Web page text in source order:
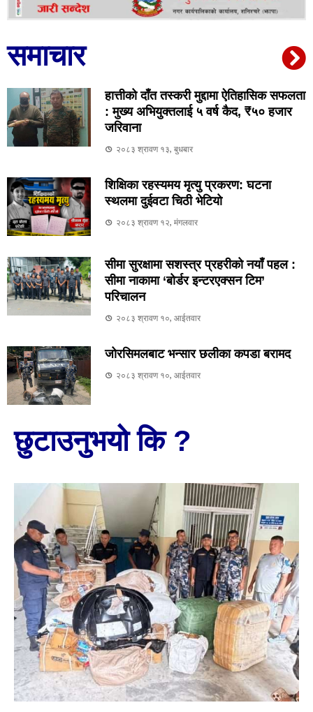
समाचार
हात्तीको दाँत तस्करी मुद्दामा ऐतिहासिक सफलता
: मुख्य अभियुक्तलाई ५ वर्ष कैद, ₹५० हजार
जरिवाना
२०८३ श्रावण १३, बुधबार
शिक्षिका रहस्यमय मृत्यु प्रकरण: घटना
स्थलमा दुईवटा चिठी भेटियो
२०८३ श्रावण १२, मंगलवार
सीमा सुरक्षामा सशस्त्र प्रहरीको नयाँ पहल :
सीमा नाकामा ‘बोर्डर इन्टरएक्सन टिम’
परिचालन
२०८३ श्रावण १०, आईतवार
जोरसिमलबाट भन्सार छलीका कपडा बरामद
२०८३ श्रावण १०, आईतवार
छुटाउनुभयो कि ?